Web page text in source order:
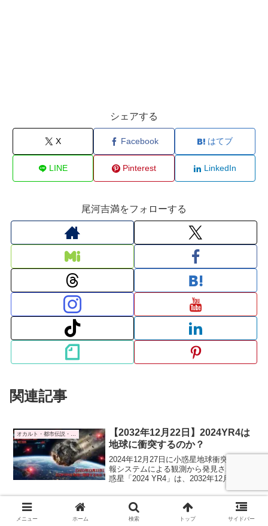
シェアする
X Facebook はてブ
LINE Pinterest LinkedIn
尾河吉満をフォローする
関連記事
オカルト・都市伝説・予言
【2032年12月22日】2024YR4は
地球に衝突するのか？
2024年12月27日に小惑星地球衝突最終警
報システムによる観測から発見された小
惑星「2024 YR4」は、2032年12月22日の
地球衝突確率が3.1%と話題になりまし
た。そこで、本記事では、2024 YR4の基
本的な特徴、地球衝突確率の劇的な変
化、現在新たに浮上している月面衝突の
【人類の歴史を覆す5冊の禁書】
私たちのDNAに封印された伸び
メニュー ホーム 検索 トップ サイドバー